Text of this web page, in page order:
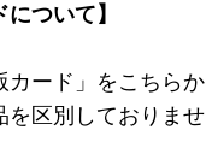
ついて】
カード」をこちらか
を区別しておりませ